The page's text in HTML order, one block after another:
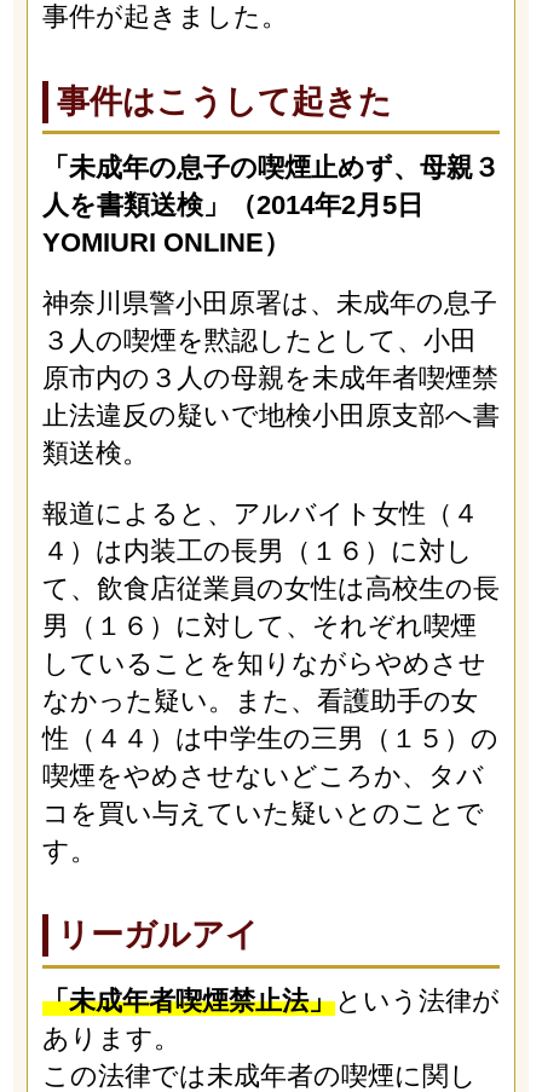
事件が起きました。
事件はこうして起きた
「未成年の息子の喫煙止めず、母親３
人を書類送検」（2014年2月5日
YOMIURI ONLINE）
神奈川県警小田原署は、未成年の息子
３人の喫煙を黙認したとして、小田
原市内の３人の母親を未成年者喫煙禁
止法違反の疑いで地検小田原支部へ書
類送検。
報道によると、アルバイト女性（４
４）は内装工の長男（１６）に対し
て、飲食店従業員の女性は高校生の長
男（１６）に対して、それぞれ喫煙
していることを知りながらやめさせ
なかった疑い。また、看護助手の女
性（４４）は中学生の三男（１５）の
喫煙をやめさせないどころか、タバ
コを買い与えていた疑いとのことで
す。
リーガルアイ
「未成年者喫煙禁止法」という法律が
あります。
この法律では未成年者の喫煙に関し